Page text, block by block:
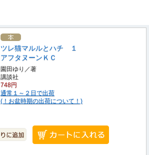
ツレ猫マルルとハチ １
アフタヌーンＫＣ
園田ゆり／著
講談社
748円
通常１～２日で出荷
(！お盆時期の出荷について！)